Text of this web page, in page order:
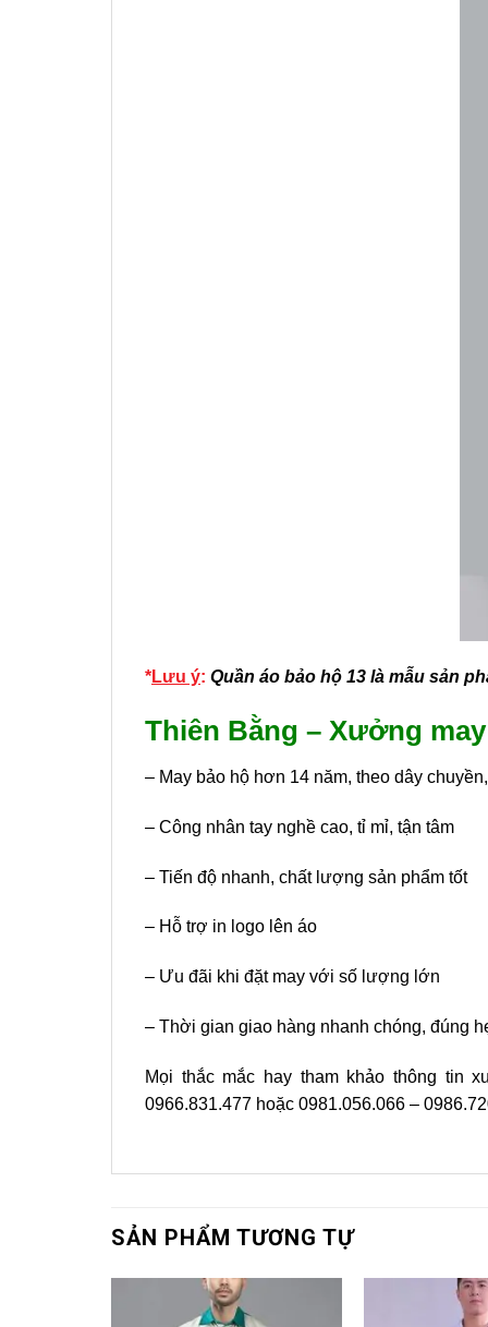
*Lưu ý: Quần áo bảo hộ 13 là mẫu sản
Thiên Bằng – Xưởng
– May bảo hộ hơn 14 năm, theo dây
– Công nhân tay nghề cao, tỉ mỉ, tận tâm
– Tiến độ nhanh, chất lượng sản phẩm tốt
– Hỗ trợ in logo lên áo
– Ưu đãi khi đặt may với số lượng lớn
– Thời gian giao hàng nhanh chóng, đúng
Mọi thắc mắc hay tham khảo thông tin
0966.831.477 hoặc 0981.056.066 –
SẢN PHẨM TƯƠNG TỰ